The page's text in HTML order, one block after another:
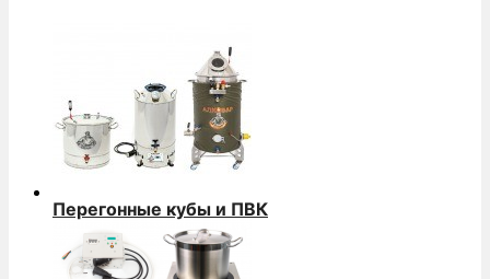
Перегонные кубы и ПВК